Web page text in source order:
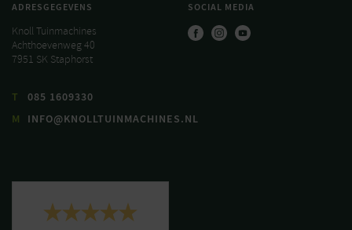
ADRESGEGEVENS
Knoll Tuinmachines
Achthoevenweg 40
7951 SK Staphorst
T
085 1609330
M
INFO@KNOLLTUINMACHINES.NL
SOCIAL MEDIA